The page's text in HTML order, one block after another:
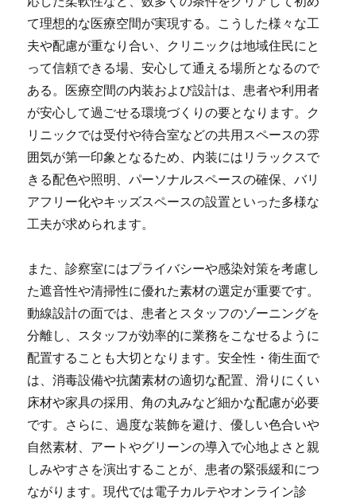
て理想的な医療空間が実現する。こうした様々な工
夫や配慮が重なり合い、クリニックは地域住民にと
って信頼できる場、安心して通える場所となるので
ある。医療空間の内装および設計は、患者や利用者
が安心して過ごせる環境づくりの要となります。ク
リニックでは受付や待合室などの共用スペースの雰
囲気が第一印象となるため、内装にはリラックスで
きる配色や照明、パーソナルスペースの確保、バリ
アフリー化やキッズスペースの設置といった多様な
工夫が求められます。
また、診察室にはプライバシーや感染対策を考慮し
た遮音性や清掃性に優れた素材の選定が重要です。
動線設計の面では、患者とスタッフのゾーニングを
分離し、スタッフが効率的に業務をこなせるように
配置することも大切となります。安全性・衛生面で
は、消毒設備や抗菌素材の適切な配置、滑りにくい
床材や家具の採用、角の丸みなど細かな配慮が必要
です。さらに、過度な装飾を避け、優しい色合いや
自然素材、アートやグリーンの導入で心地よさと親
しみやすさを演出することが、患者の緊張緩和につ
ながります。現代では電子カルテやオンライン診